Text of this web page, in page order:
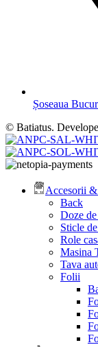
Șoseaua
© Batiatus.
Accesorii
Back
Doze
Sticle
Role
Masina
Tava
Folii